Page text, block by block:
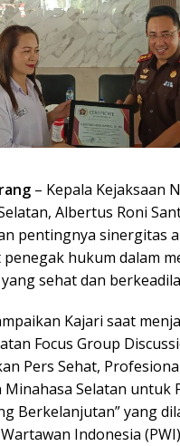
– Kepala Kejaksaan
Albertus Roni
pentingnya sinergitas
hukum dalam
sehat dan
Kajari saat
Focus Group
Pers Sehat,
Minahasa Selatan untuk
Berkelanjutan” yang
Indonesia